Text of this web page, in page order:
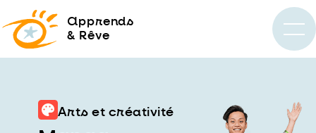
apprends
& Rêve
Arts et créativité